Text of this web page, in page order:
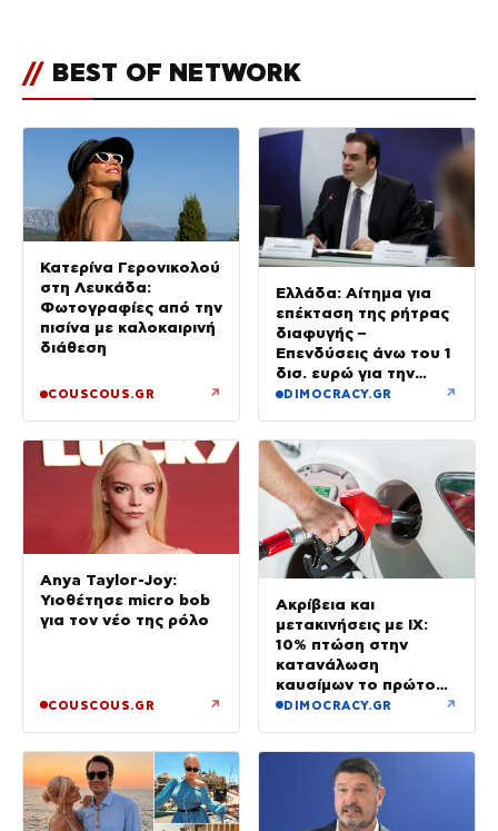
// BEST OF NETWORK
Κατερίνα Γερονικολού
στη Λευκάδα:
Φωτογραφίες από την
πισίνα με καλοκαιρινή
διάθεση
COUSCOUS.GR ↗
Ελλάδα: Αίτημα για
επέκταση της ρήτρας
διαφυγής –
Επενδύσεις άνω του 1
δισ. ευρώ για την
Ενέργεια έως το 2028
DIMOCRACY.GR ↗
Anya Taylor-Joy:
Υιοθέτησε micro bob
για τον νέο της ρόλο
COUSCOUS.GR ↗
Ακρίβεια και
μετακινήσεις με ΙΧ:
10% πτώση στην
κατανάλωση
καυσίμων το πρώτο
εξάμηνο του έτους
DIMOCRACY.GR ↗